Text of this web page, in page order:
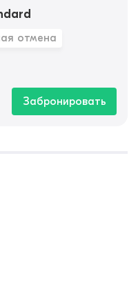
отмена
Забронировать